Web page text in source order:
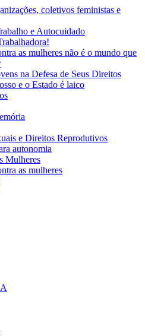
coletivos feministas e
e Autocuidado
as mulheres não é o mundo que
na Defesa de Seus Direitos
e o Estado é laico
e Direitos Reprodutivos
autonomia
Mulheres
as mulheres